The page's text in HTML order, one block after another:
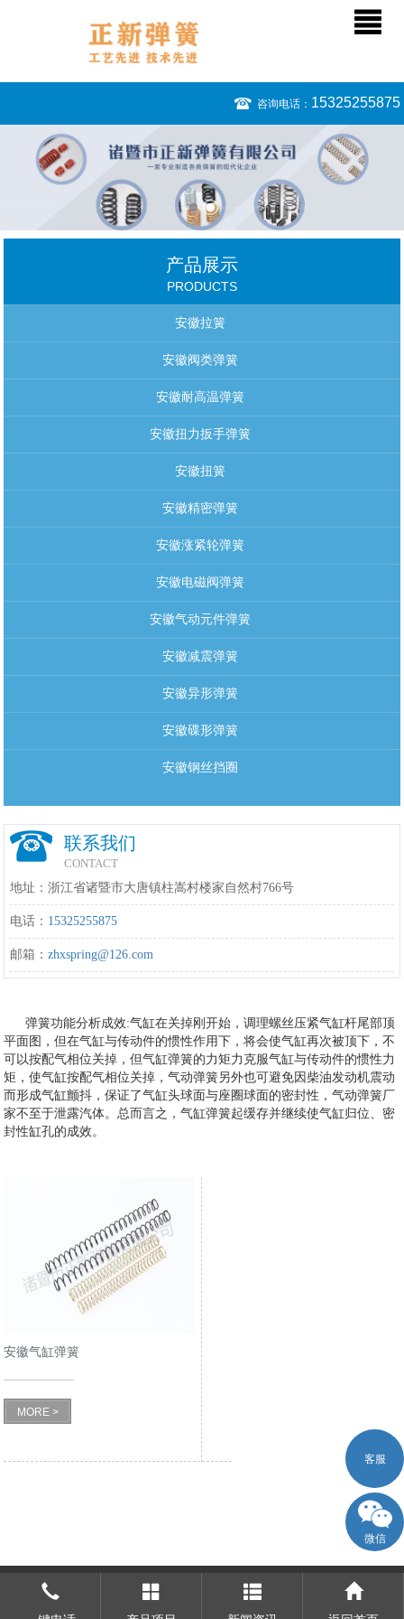
咨询电话： 15325255875
产品展示
PRODUCTS
安徽拉簧
安徽阀类弹簧
安徽耐高温弹簧
安徽扭力扳手弹簧
安徽扭簧
安徽精密弹簧
安徽涨紧轮弹簧
安徽电磁阀弹簧
安徽气动元件弹簧
安徽减震弹簧
安徽异形弹簧
安徽碟形弹簧
安徽钢丝挡圈
联系我们
CONTACT
地址：浙江省诸暨市大唐镇柱嵩村楼家自然村766号
电话： 15325255875
邮箱：zhxspring@126.com
弹簧功能分析成效:气缸在关掉刚开始，调理螺丝压紧气缸杆尾部顶
平面图，但在气缸与传动件的惯性作用下，将会使气缸再次被顶下，不
可以按配气相位关掉，但气缸弹簧的力矩力克服气缸与传动件的惯性力
矩，使气缸按配气相位关掉，气动弹簧另外也可避免因柴油发动机震动
而形成气缸颤抖，保证了气缸头球面与座圈球面的密封性，气动弹簧厂
家不至于泄露汽体。总而言之，气缸弹簧起缓存并继续使气缸归位、密
封性缸孔的成效。
安徽气缸弹簧
MORE >
客服
微信